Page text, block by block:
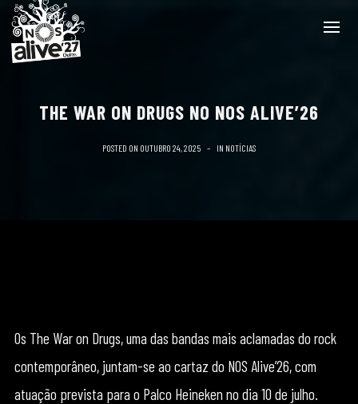
THE WAR ON DRUGS NO NOS ALIVE’26
POSTED ON OUTUBRO 24, 2025 IN NOTÍCIAS
Os The War on Drugs, uma das bandas mais aclamadas do rock
contemporâneo, juntam-se ao cartaz do NOS Alive’26, com
atuação prevista para o Palco Heineken no dia 10 de julho.